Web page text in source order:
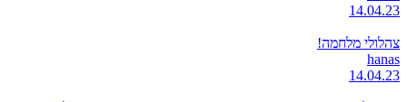
14.04.23
צהלולי מלחמה!
hanas
14.04.23